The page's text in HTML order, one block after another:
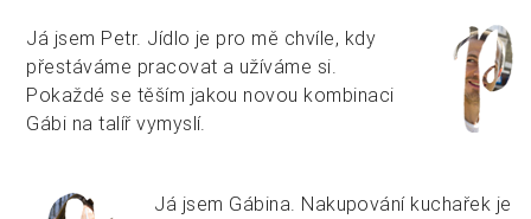
Já jsem Petr. Jídlo je pro mě chvíle, kdy
přestáváme pracovat a užíváme si.
Pokaždé se těším jakou novou kombinaci
Gábi na talíř vymyslí.
Já jsem Gábina. Nakupování kuchařek je